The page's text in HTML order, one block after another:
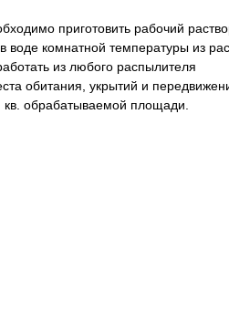
приготовить рабочий
комнатной температуры из
из любого распылителя
обитания, укрытий и
обрабатываемой площади.